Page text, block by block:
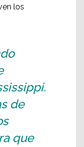
los
de
que